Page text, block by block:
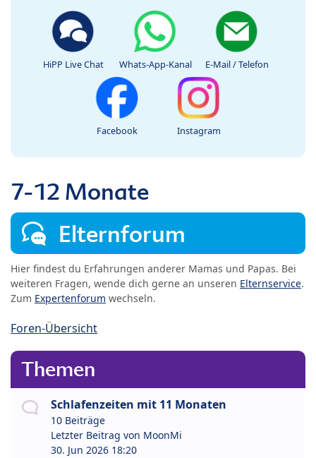
HiPP Live Chat Whats-App-Kanal E-Mail / Telefon
Facebook Instagram
7-12 Monate
Elternforum
Hier findest du Erfahrungen anderer Mamas und Papas. Bei
weiteren Fragen, wende dich gerne an unseren Elternservice.
Zum Expertenforum wechseln.
Foren-Übersicht
Themen
Schlafenzeiten mit 11 Monaten
10 Beiträge
Letzter Beitrag von MoonMi
30. Jun 2026 18:20